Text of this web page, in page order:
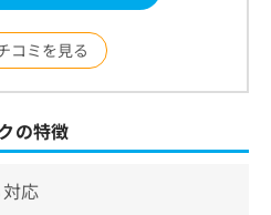
コミを見る
の特徴
応